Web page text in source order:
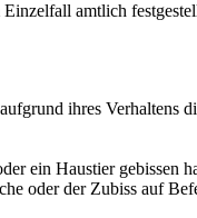
amtlich
ihres Verhaltens
ein Haustier gebissen
oder der Zubiss auf